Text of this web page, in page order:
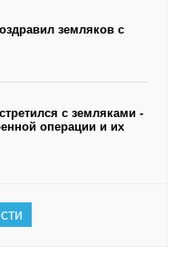
земляков с
с земляками -
операции и их